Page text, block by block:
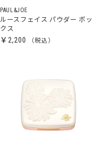
PAUL&JOE
ルースフェイス パウダー ボッ
クス
￥2,200